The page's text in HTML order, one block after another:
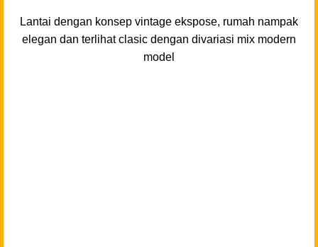
Lantai dengan konsep vintage ekspose, rumah nampak
elegan dan terlihat clasic dengan divariasi mix modern
model